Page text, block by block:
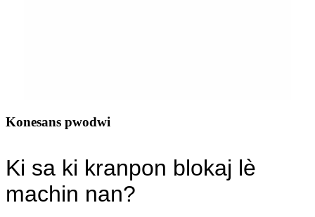
Konesans pwodwi
Ki sa ki kranpon blokaj lè
machin nan?